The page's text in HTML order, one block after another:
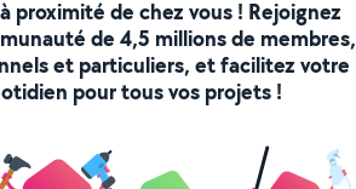
proximité de chez vous ! Rejoignez
de 4,5 millions de membres,
et particuliers, et facilitez votre
pour tous vos projets !